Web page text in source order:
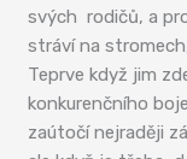
svých rodičů, a
stráví na
Teprve když jim
konkurenčního
zaútočí nejraději